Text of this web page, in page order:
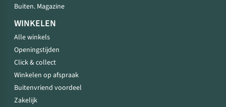
Buiten. Magazine
WINKELEN
Alle winkels
Openingstijden
Click & collect
Winkelen op afspraak
Buitenvriend voordeel
Zakelijk